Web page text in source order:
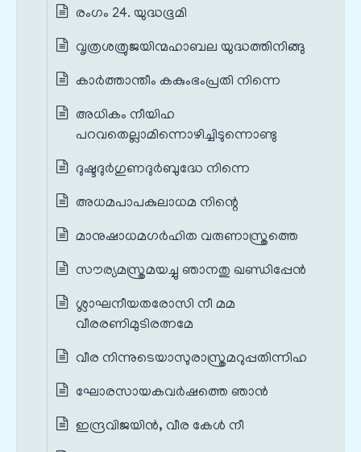
രംഗം 24. യുദ്ധഭൂമി
വൃത്രശത്രുജയിന്മഹാബല യുദ്ധത്തിനിങ്ങു
കാർത്താന്തീം കകുംഭംപ്രതി നിന്നെ
അധികം നീയിഹ
പറവതെല്ലാമിന്നൊഴിച്ചിടുന്നൊണ്ടു
ദുഷ്ടദുർഗുണദുർബുദ്ധേ നിന്നെ
അധമപാപകുലാധമ നിന്റെ
മാനുഷാധമഗർഹിത വരുണാസ്ത്രത്തെ
സൗര്യമസ്ത്രമയച്ചു ഞാനതു ഖണ്ഡിപ്പേൻ
ശ്ലാഘനീയതരോസി നീ മമ
വീരരണിമുടിരത്നമേ
വീര നിന്നുടെയാസുരാസ്ത്രമറുപ്പതിന്നിഹ
ഘോരസായകവർഷത്തെ ഞാൻ
ഇന്ദ്രവിജയിൻ, വീര കേൾ നീ